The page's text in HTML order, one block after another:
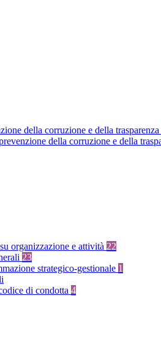
della corruzione e della trasparenza
della corruzione e della
organizzazione e attività 22
23
strategico-gestionale 1
di condotta 4